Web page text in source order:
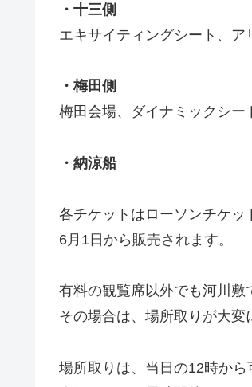
・十三側
エキサイティングシート、
・梅田側
梅田会場、ダイナミックシー
・納涼船
各チケットはローソンチケ
6月1日から販売されます。
有料の観覧席以外でも河川敷
その場合は、場所取りが大変
場所取りは、当日の12時から